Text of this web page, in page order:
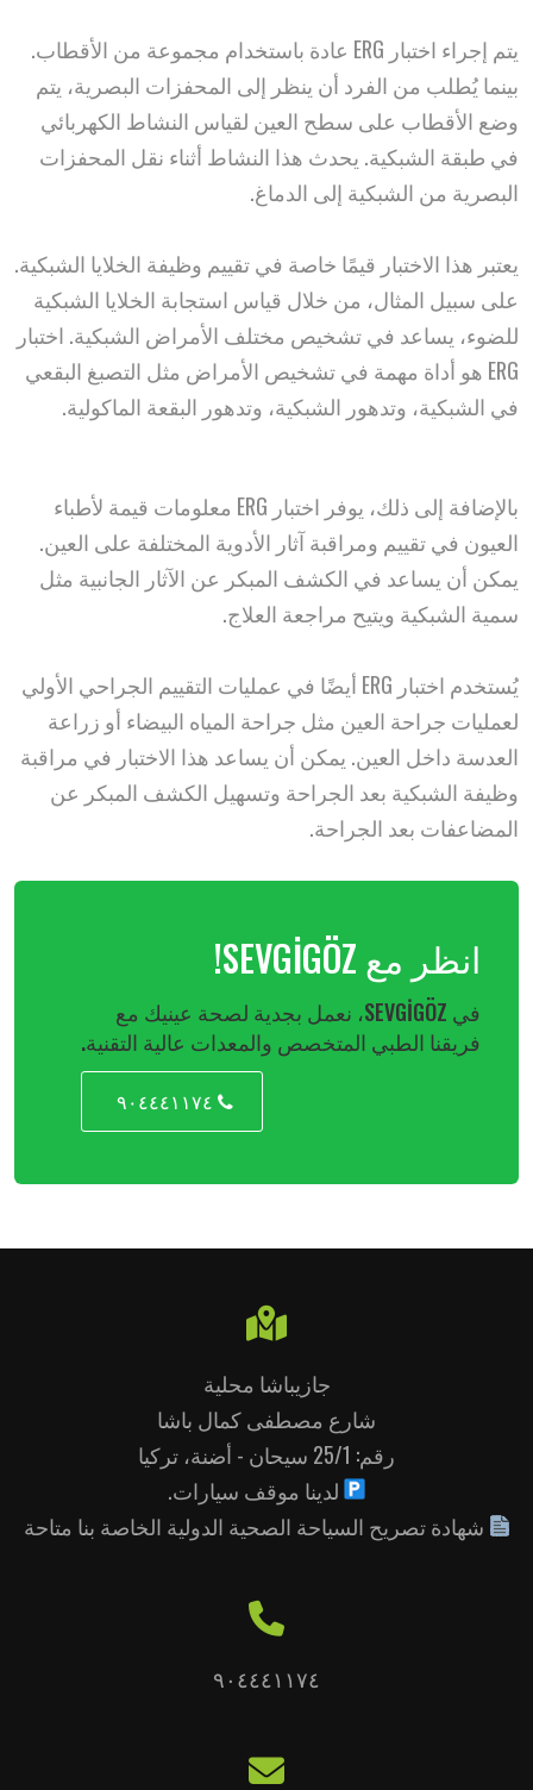
يتم إجراء اختبار ERG عادة باستخدام مجموعة من الأقطاب.
بينما يُطلب من الفرد أن ينظر إلى المحفزات البصرية، يتم
وضع الأقطاب على سطح العين لقياس النشاط الكهربائي
في طبقة الشبكية. يحدث هذا النشاط أثناء نقل المحفزات
البصرية من الشبكية إلى الدماغ.
يعتبر هذا الاختبار قيمًا خاصة في تقييم وظيفة الخلايا الشبكية.
على سبيل المثال، من خلال قياس استجابة الخلايا الشبكية
للضوء، يساعد في تشخيص مختلف الأمراض الشبكية. اختبار
ERG هو أداة مهمة في تشخيص الأمراض مثل التصبغ البقعي
في الشبكية، وتدهور الشبكية، وتدهور البقعة الماكولية.
بالإضافة إلى ذلك، يوفر اختبار ERG معلومات قيمة لأطباء
العيون في تقييم ومراقبة آثار الأدوية المختلفة على العين.
يمكن أن يساعد في الكشف المبكر عن الآثار الجانبية مثل
سمية الشبكية ويتيح مراجعة العلاج.
يُستخدم اختبار ERG أيضًا في عمليات التقييم الجراحي الأولي
لعمليات جراحة العين مثل جراحة المياه البيضاء أو زراعة
العدسة داخل العين. يمكن أن يساعد هذا الاختبار في مراقبة
وظيفة الشبكية بعد الجراحة وتسهيل الكشف المبكر عن
المضاعفات بعد الجراحة.
انظر مع SEVGİGÖZ!
في SEVGİGÖZ، نعمل بجدية لصحة عينيك مع
فريقنا الطبي المتخصص والمعدات عالية التقنية.
٩٠٤٤٤١١٧٤
جازيباشا محلية
شارع مصطفى كمال باشا
رقم: 25/1 سيحان - أضنة، تركيا
لدينا موقف سيارات.
شهادة تصريح السياحة الصحية الدولية الخاصة بنا متاحة
٩٠٤٤٤١١٧٤